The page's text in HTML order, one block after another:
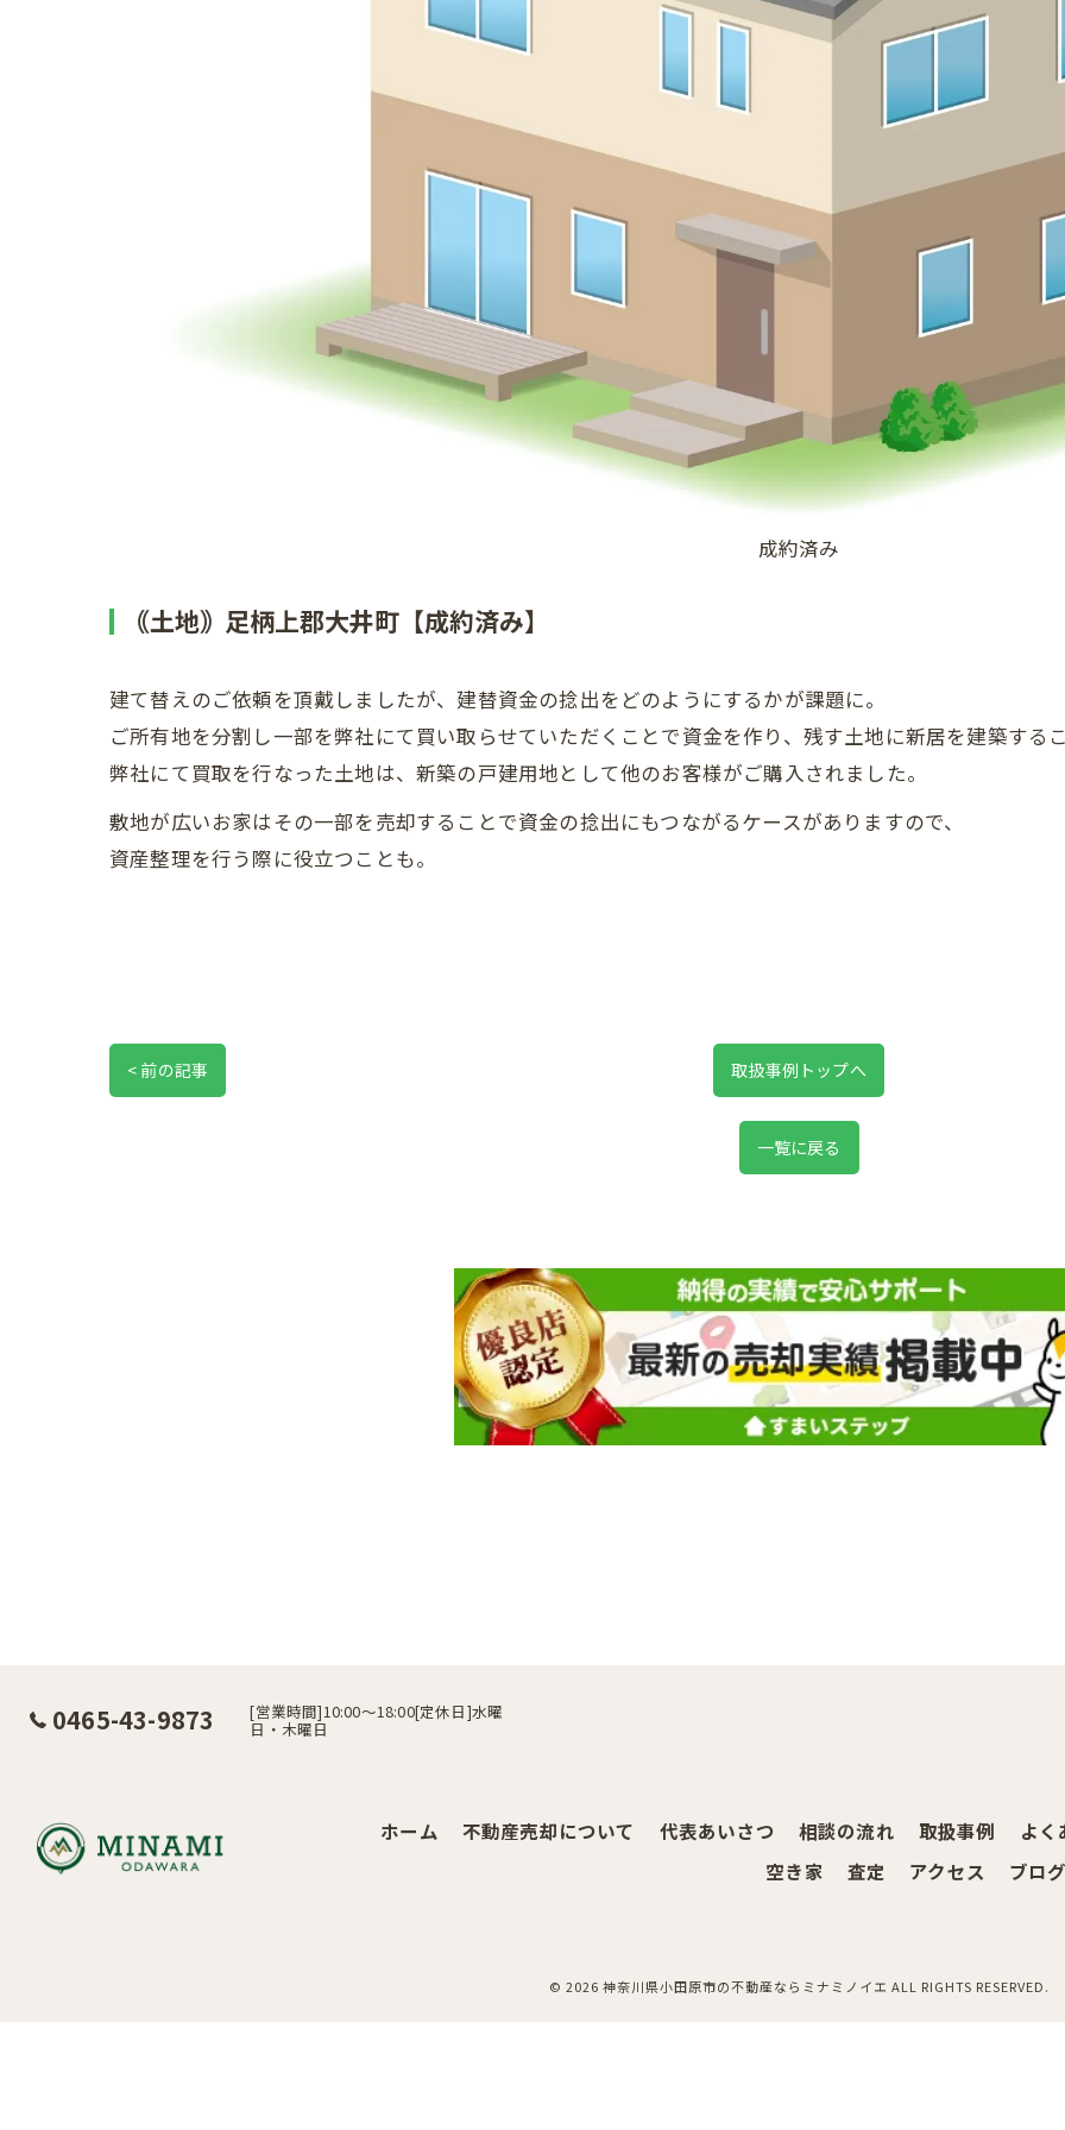
成約済み
｟土地｠足柄上郡大井町【成約済み】
建て替えのご依頼を頂戴しましたが、建替資金の捻出をどのようにするかが課題に。
ご所有地を分割し一部を弊社にて買い取らせていただくことで資金を作り、残す土地に新居を建築する
弊社にて買取を行なった土地は、新築の戸建用地として他のお客様がご購入されました。
敷地が広いお家はその一部を売却することで資金の捻出にもつながるケースがありますので、
資産整理を行う際に役立つことも。
< 前の記事 取扱事例トップへ
一覧に戻る
0465-43-9873 [営業時間]10:00～18:00[定休日]水曜
日・木曜日
ホーム 不動産売却について 代表あいさつ 相談の流れ 取扱事例
よく
空き家
査定 アクセス ブロ
© 2026 神奈川県小田原市の不動産ならミナミノイエ ALL RIGHTS RESERVED.